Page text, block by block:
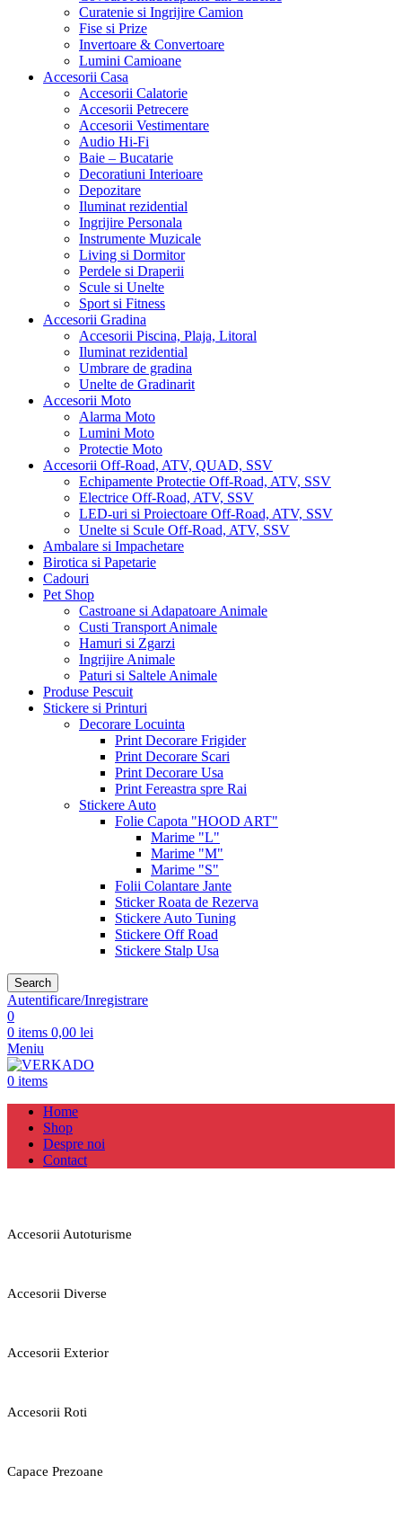
Curatenie si Ingrijire Camion
Fise si Prize
Invertoare & Convertoare
Lumini Camioane
Accesorii Casa
Accesorii Calatorie
Accesorii Petrecere
Accesorii Vestimentare
Audio Hi-Fi
Baie – Bucatarie
Decoratiuni Interioare
Depozitare
Iluminat rezidential
Ingrijire Personala
Instrumente Muzicale
Living si Dormitor
Perdele si Draperii
Scule si Unelte
Sport si Fitness
Accesorii Gradina
Accesorii Piscina, Plaja, Litoral
Iluminat rezidential
Umbrare de gradina
Unelte de Gradinarit
Accesorii Moto
Alarma Moto
Lumini Moto
Protectie Moto
Accesorii Off-Road, ATV, QUAD, SSV
Echipamente Protectie Off-Road, ATV, SSV
Electrice Off-Road, ATV, SSV
LED-uri si Proiectoare Off-Road, ATV, SSV
Unelte si Scule Off-Road, ATV, SSV
Ambalare si Impachetare
Birotica si Papetarie
Cadouri
Pet Shop
Castroane si Adapatoare Animale
Custi Transport Animale
Hamuri si Zgarzi
Ingrijire Animale
Paturi si Saltele Animale
Produse Pescuit
Stickere si Printuri
Decorare Locuinta
Print Decorare Frigider
Print Decorare Scari
Print Decorare Usa
Print Fereastra spre Rai
Stickere Auto
Folie Capota "HOOD ART"
Marime "L"
Marime "M"
Marime "S"
Folii Colantare Jante
Sticker Roata de Rezerva
Stickere Auto Tuning
Stickere Off Road
Stickere Stalp Usa
Search
Autentificare/Inregistrare
0
0 items 0,00 lei
Meniu
0 items
Home
Shop
Despre noi
Contact
Accesorii Autoturisme
Accesorii Diverse
Accesorii Exterior
Accesorii Roti
Capace Prezoane